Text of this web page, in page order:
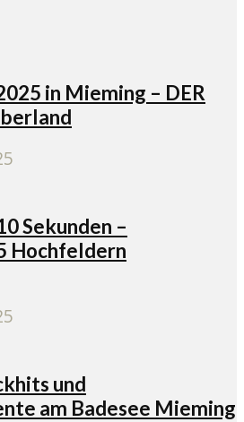
in Mieming – DER
Sekunden –
Hochfeldern
und
am Badesee Mieming